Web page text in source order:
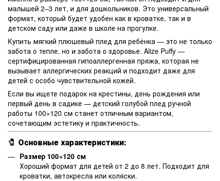
малышей 2–3 лет, и для дошкольников. Это универсальный
формат, который будет удобен как в кроватке, так и в
детском саду или даже в школе на прогулке.
Купить мягкий плюшевый плед для ребёнка — это не только
забота о тепле, но и забота о здоровье. Alize Puffy —
сертифицированная гипоаллергенная пряжа, которая не
вызывает аллергических реакций и подходит даже для
детей с особо чувствительной кожей.
Если вы ищете подарок на крестины, день рождения или
первый день в садике — детский голубой плед ручной
работы 100×120 см станет отличным вариантом,
сочетающим эстетику и практичность.
🧷 Основные характеристики:
Размер 100×120 см
Хороший формат для детей от 2 до 8 лет. Подходит для
кроватки, автокресла или коляски.